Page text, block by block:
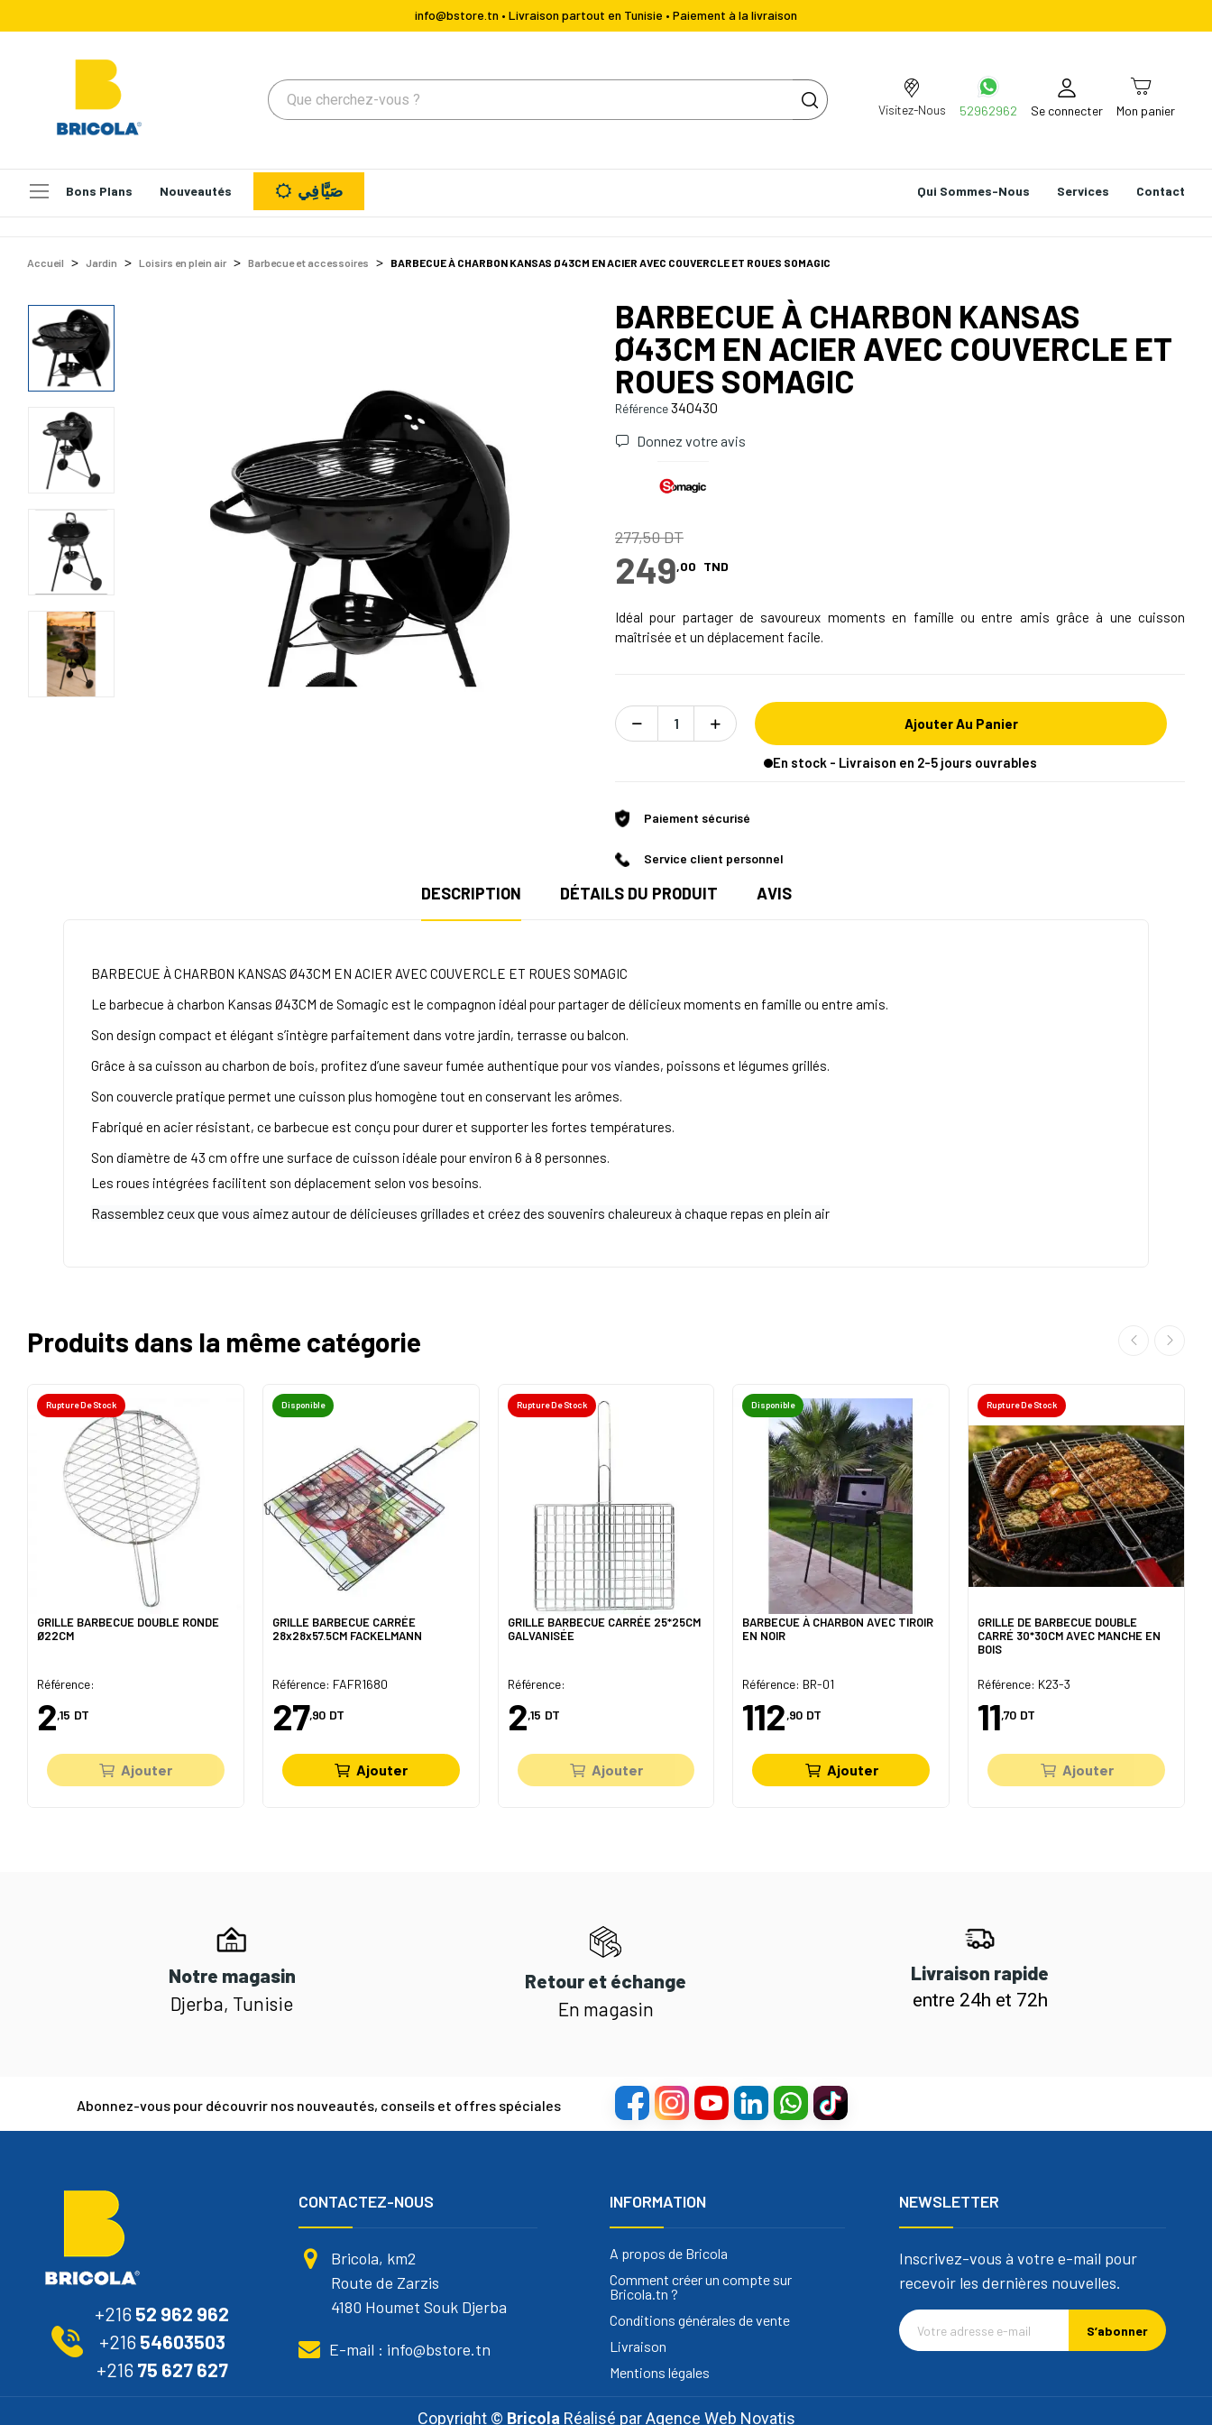
info@bstore.tn • Livraison partout en Tunisie • Paiement à la livraison
Visitez-Nous 52962962 Se connecter Mon panier
Bons Plans Nouveautés Qui Sommes-Nous Services Contact صَيَّافِي
Accueil Jardin Loisirs en plein air Barbecue et accessoires BARBECUE À CHARBON KANSAS Ø43CM EN ACIER AVEC COUVERCLE ET ROUES SOMAGIC
BARBECUE À CHARBON KANSAS
Ø43CM EN ACIER AVEC COUVERCLE ET
ROUES SOMAGIC
Référence340430
Donnez votre avis
277,50 DT
249,00 TND
Idéal pour partager de savoureux moments en famille ou entre amis grâce à une cuisson
maîtrisée et un déplacement facile.
Ajouter Au Panier
En stock - Livraison en 2-5 jours ouvrables
Paiement sécurisé
Service client personnel
DESCRIPTION DÉTAILS DU PRODUIT AVIS
BARBECUE À CHARBON KANSAS Ø43CM EN ACIER AVEC COUVERCLE ET ROUES SOMAGIC
Le barbecue à charbon Kansas Ø43CM de Somagic est le compagnon idéal pour partager de délicieux moments en famille ou entre amis.
Son design compact et élégant s’intègre parfaitement dans votre jardin, terrasse ou balcon.
Grâce à sa cuisson au charbon de bois, profitez d’une saveur fumée authentique pour vos viandes, poissons et légumes grillés.
Son couvercle pratique permet une cuisson plus homogène tout en conservant les arômes.
Fabriqué en acier résistant, ce barbecue est conçu pour durer et supporter les fortes températures.
Son diamètre de 43 cm offre une surface de cuisson idéale pour environ 6 à 8 personnes.
Les roues intégrées facilitent son déplacement selon vos besoins.
Rassemblez ceux que vous aimez autour de délicieuses grillades et créez des souvenirs chaleureux à chaque repas en plein air
Produits dans la même catégorie
Rupture De Stock
GRILLE BARBECUE DOUBLE RONDE
Ø22CM
Référence:
2,15 DT
Ajouter
Disponible
GRILLE BARBECUE CARRÉE
28x28x57.5CM FACKELMANN
Référence: FAFR1680
27,90 DT
Ajouter
Rupture De Stock
GRILLE BARBECUE CARRÉE 25*25CM
GALVANISÉE
Référence:
2,15 DT
Ajouter
Disponible
BARBECUE À CHARBON AVEC TIROIR
EN NOIR
Référence: BR-01
112,90 DT
Ajouter
Rupture De Stock
GRILLE DE BARBECUE DOUBLE
CARRÉ 30*30CM AVEC MANCHE EN
BOIS
Référence: K23-3
11,70 DT
Ajouter
Notre magasin
Djerba, Tunisie
Retour et échange
En magasin
Livraison rapide
entre 24h et 72h
Abonnez-vous pour découvrir nos nouveautés, conseils et offres spéciales
+216 52 962 962
+216 54603503
+216 75 627 627
CONTACTEZ-NOUS
Bricola, km2
Route de Zarzis
4180 Houmet Souk Djerba
E-mail : info@bstore.tn
INFORMATION
A propos de Bricola
Comment créer un compte sur
Bricola.tn ?
Conditions générales de vente
Livraison
Mentions légales
NEWSLETTER
Inscrivez-vous à votre e-mail pour
recevoir les dernières nouvelles.
S’abonner
Copyright © BricolaRéalisé parAgence Web Novatis